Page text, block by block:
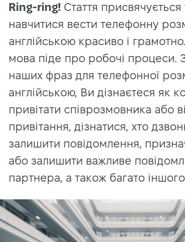
Ring-ring! Стаття присвячується
навчитися вести телефонну
англійською красиво і
мова піде про робочі процеси.
наших фраз для телефонної
англійською, Ви дізнаєтеся як
привітати співрозмовника або
привітання, дізнатися, хто
залишити повідомлення,
або залишити важливе
партнера, а також багато